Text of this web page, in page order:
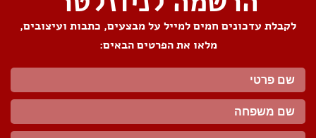
לקבלת עדכונים חמים למייל על מבצעים, כתבות ועיצובים,
מלאו את הפרטים הבאים: